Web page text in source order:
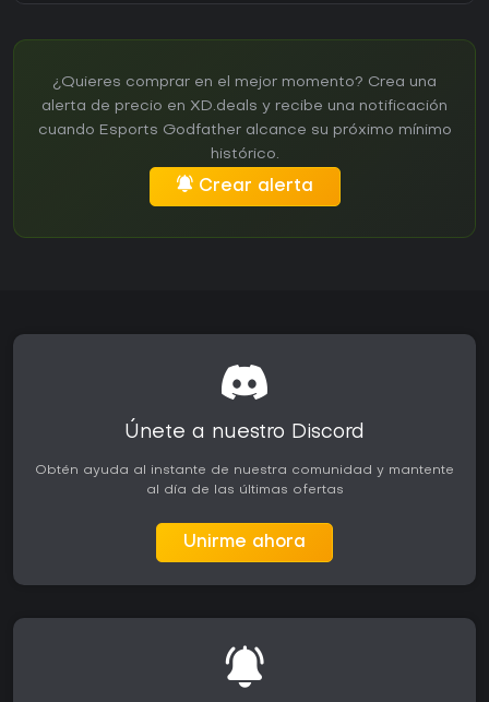
¿Quieres comprar en el mejor momento? Crea una
alerta de precio en XD.deals y recibe una notificación
cuando Esports Godfather alcance su próximo mínimo
histórico.
Crear alerta
Únete a nuestro Discord
Obtén ayuda al instante de nuestra comunidad y mantente
al día de las últimas ofertas
Unirme ahora